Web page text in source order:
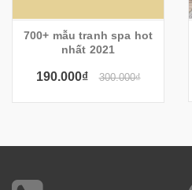
700+ mẫu tranh spa hot
nhất 2021
190.000₫ 300.000₫